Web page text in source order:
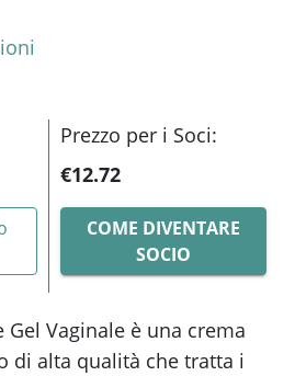
Prezzo per i Soci:
€12.72
COME DIVENTARE
SOCIO
Gel Vaginale è una crema
di alta qualità che tratta i